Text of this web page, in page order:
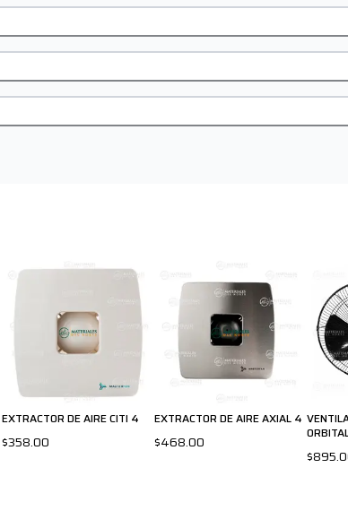
EXTRACTOR DE AIRE CITI 4
$358.00
EXTRACTOR DE AIRE AXIAL 4
$468.00